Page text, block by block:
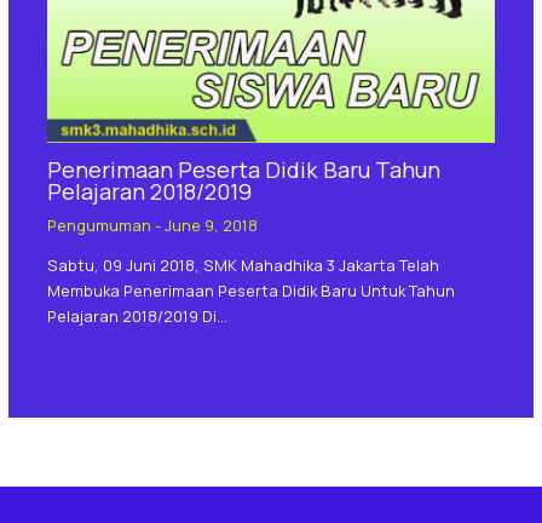
Penerimaan Peserta Didik Baru Tahun
Pelajaran 2018/2019
Pengumuman -June 9, 2018
Sabtu, 09 Juni 2018, SMK Mahadhika 3 Jakarta Telah
Membuka Penerimaan Peserta Didik Baru Untuk Tahun
Pelajaran 2018/2019 Di…